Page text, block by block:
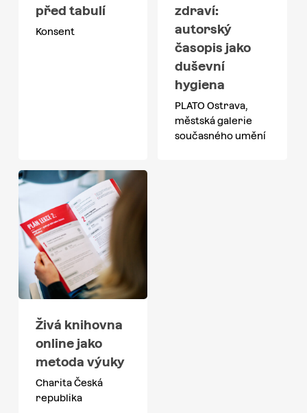
před tabulí
Konsent
zdraví:
autorský
časopis jako
duševní
hygiena
PLATO Ostrava,
městská galerie
současného umění
Živá knihovna
online jako
metoda výuky
Charita Česká
republika